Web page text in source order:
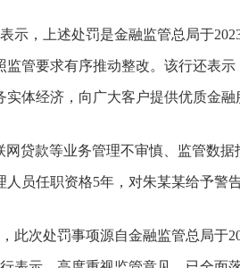
示，上述处罚是金融监管总局于
监管要求有序推动整改。该行还表
体经济，向广大客户提供优质金融
贷款等业务管理不审慎、监管数
员任职资格5年，对朱某某给予警告
此次处罚事项源自金融监管总局于